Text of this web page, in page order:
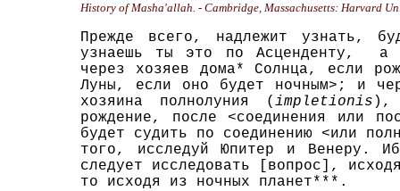
History of Masha'allah. - Cambridge, Massachusetts: Harvard
Прежде всего, надлежит узнать,
узнаешь ты это по Асценденту, а
через хозяев дома* Солнца, если
Луны, если оно будет ночным>; и
хозяина полнолуния ( impletionis ),
рождение, после <соединения или
будет судить по соединению <или
того, исследуй Юпитер и Венеру.
следует исследовать [вопрос],
то исходя из ночных планет***.